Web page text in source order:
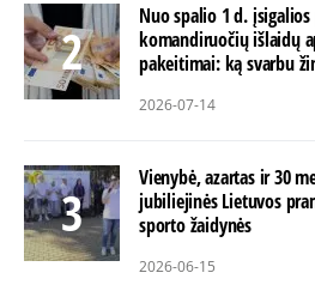
Nuo spalio 1 d.
komandiruočių išlaidų
pakeitimai: ką svarbu
2026-07-14
Vienybė, azartas ir 30
jubiliejinės Lietuvos
sporto žaidynės
2026-06-15